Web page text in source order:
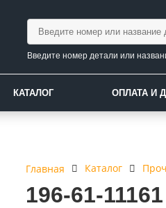
Введите номер детали или
КАТАЛОГ ОПЛАТА И
Главная Каталог
196-61-